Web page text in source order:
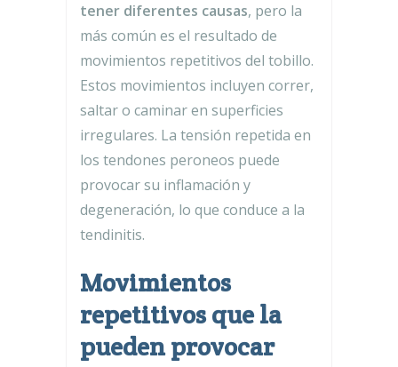
tener diferentes causas, pero la
más común es el resultado de
movimientos repetitivos del tobillo.
Estos movimientos incluyen correr,
saltar o caminar en superficies
irregulares. La tensión repetida en
los tendones peroneos puede
provocar su inflamación y
degeneración, lo que conduce a la
tendinitis.
Movimientos
repetitivos que la
pueden provocar